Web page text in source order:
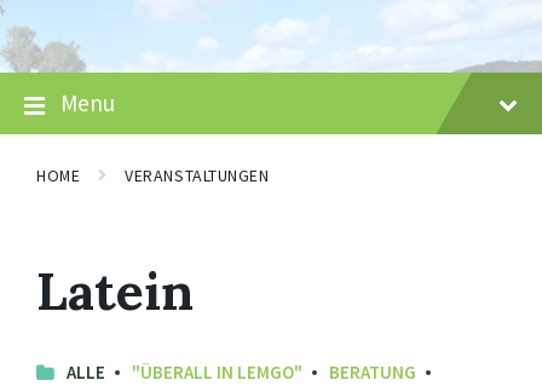
Skip
to
content
Skip
to
main
navigation
Skip
to
footer
Menu
HOME VERANSTALTUNGEN
Latein
ALLE "ÜBERALL IN LEMGO"
BERATUNG